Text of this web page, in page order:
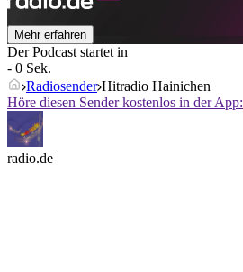
Mehr erfahren
Der Podcast startet in
- 0 Sek.
Radiosender Hitradio Hainichen
Höre diesen Sender kostenlos in der App:
radio.de